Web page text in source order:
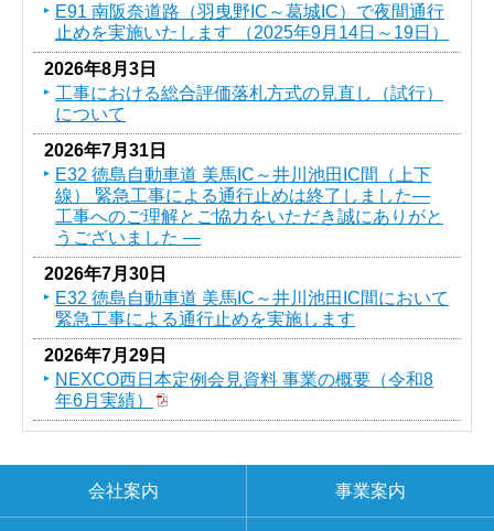
E91 南阪奈道路（羽曳野IC～葛󠄀城IC）で夜間通行
止めを実施いたします （2025年9月14日～19日）
2026年8月3日
工事における総合評価落札方式の見直し（試行）
について
2026年7月31日
E32 徳島自動車道 美馬IC～井川池田IC間（上下
線） 緊急工事による通行止めは終了しました―
工事へのご理解とご協力をいただき誠にありがと
うございました ―
2026年7月30日
E32 徳島自動車道 美馬IC～井川池田IC間において
緊急工事による通行止めを実施します
2026年7月29日
NEXCO西日本定例会見資料 事業の概要（令和8
年6月実績）
会社案内 事業案内